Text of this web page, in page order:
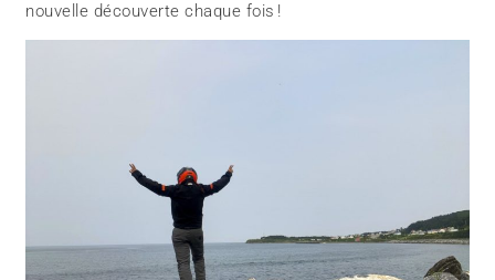
nouvelle découverte chaque fois !